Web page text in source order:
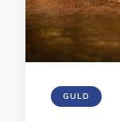
GULD